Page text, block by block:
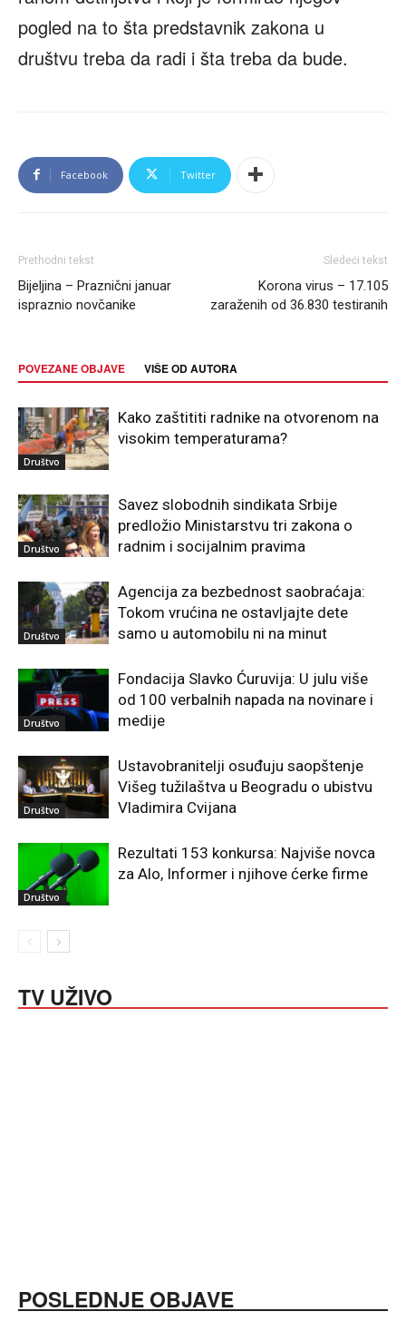
pogled na to šta predstavnik zakona u
društvu treba da radi i šta treba da bude.
Facebook Twitter
Prethodni tekst
Bijeljina – Praznični januar
ispraznio novčanike
Sledeći tekst
Korona virus – 17.105
zaraženih od 36.830 testiranih
POVEZANE OBJAVE VIŠE OD AUTORA
Društvo
Kako zaštititi radnike na otvorenom na
visokim temperaturama?
Društvo
Savez slobodnih sindikata Srbije
predložio Ministarstvu tri zakona o
radnim i socijalnim pravima
Društvo
Agencija za bezbednost saobraćaja:
Tokom vrućina ne ostavljajte dete
samo u automobilu ni na minut
Društvo
Fondacija Slavko Ćuruvija: U julu više
od 100 verbalnih napada na novinare i
medije
Društvo
Ustavobranitelji osuđuju saopštenje
Višeg tužilaštva u Beogradu o ubistvu
Vladimira Cvijana
Društvo
Rezultati 153 konkursa: Najviše novca
za Alo, Informer i njihove ćerke firme
TV UŽIVO
POSLEDNJE OBJAVE